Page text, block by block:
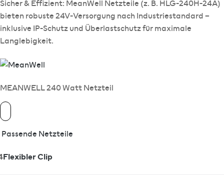
Sicher & Effizient: MeanWell Netzteile (z. B. HLG-240H-24A)
bieten robuste 24V-Versorgung nach Industriestandard –
inklusive IP-Schutz und Überlastschutz für maximale
Langlebigkeit.
MEANWELL 240 Watt Netzteil
Passende Netzteile
Flexibler Clip